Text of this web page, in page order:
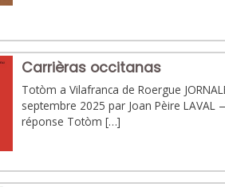
Carrièras occitanas
Totòm a Vilafranca de Roergue
septembre 2025 par Joan Pèire LAVAL
réponse Totòm […]